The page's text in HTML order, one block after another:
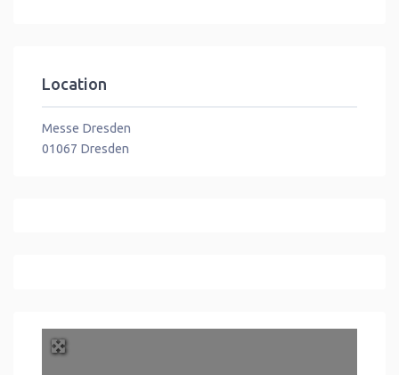
Location
Messe Dresden
01067 Dresden